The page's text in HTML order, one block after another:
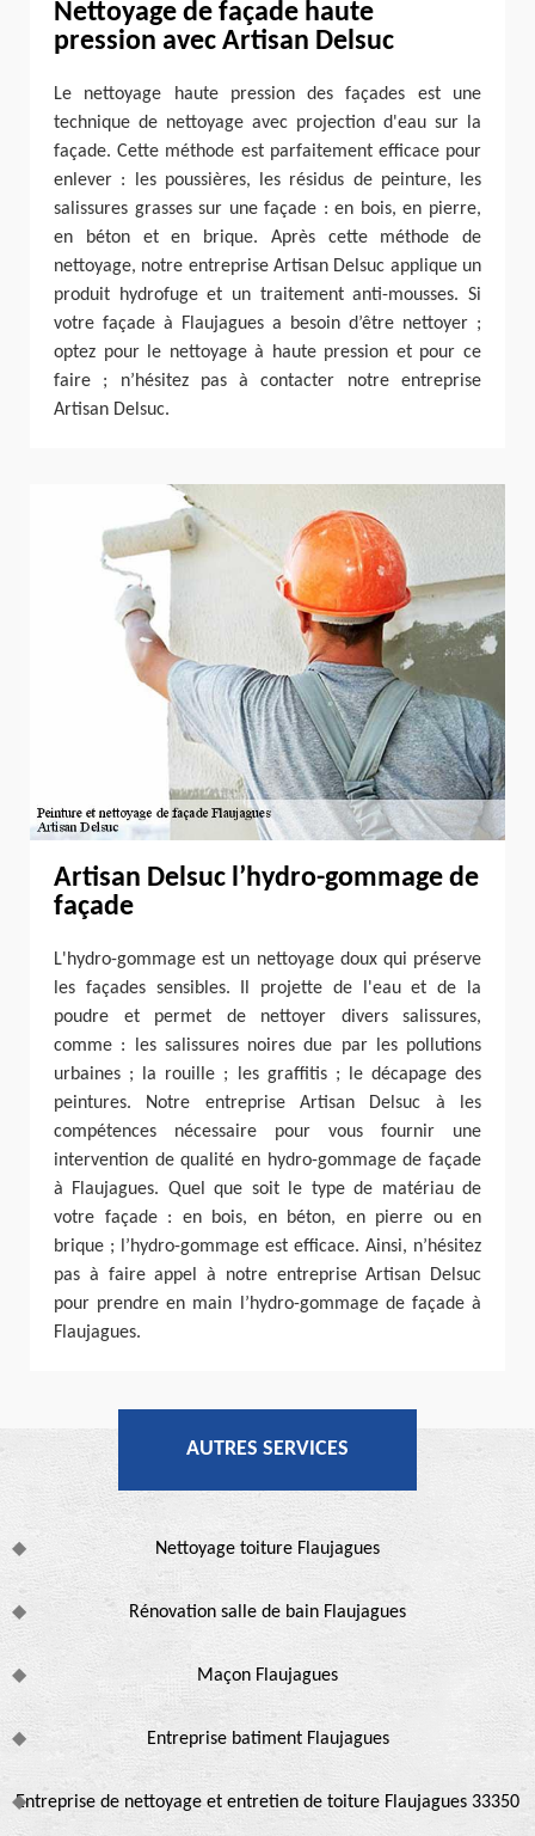
Nettoyage de façade haute
pression avec Artisan Delsuc
Le nettoyage haute pression des façades est une
technique de nettoyage avec projection d'eau sur la
façade. Cette méthode est parfaitement efficace pour
enlever : les poussières, les résidus de peinture, les
salissures grasses sur une façade : en bois, en pierre,
en béton et en brique. Après cette méthode de
nettoyage, notre entreprise Artisan Delsuc applique un
produit hydrofuge et un traitement anti-mousses. Si
votre façade à Flaujagues a besoin d’être nettoyer ;
optez pour le nettoyage à haute pression et pour ce
faire ; n’hésitez pas à contacter notre entreprise
Artisan Delsuc.
Artisan Delsuc l’hydro-gommage de
façade
L'hydro-gommage est un nettoyage doux qui préserve
les façades sensibles. Il projette de l'eau et de la
poudre et permet de nettoyer divers salissures,
comme : les salissures noires due par les pollutions
urbaines ; la rouille ; les graffitis ; le décapage des
peintures. Notre entreprise Artisan Delsuc à les
compétences nécessaire pour vous fournir une
intervention de qualité en hydro-gommage de façade
à Flaujagues. Quel que soit le type de matériau de
votre façade : en bois, en béton, en pierre ou en
brique ; l’hydro-gommage est efficace. Ainsi, n’hésitez
pas à faire appel à notre entreprise Artisan Delsuc
pour prendre en main l’hydro-gommage de façade à
Flaujagues.
AUTRES SERVICES
Nettoyage toiture Flaujagues
Rénovation salle de bain Flaujagues
Maçon Flaujagues
Entreprise batiment Flaujagues
Entreprise de nettoyage et entretien de toiture Flaujagues 33350